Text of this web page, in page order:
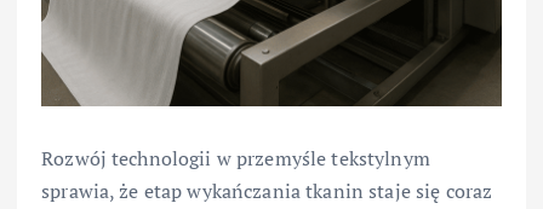
Rozwój technologii w przemyśle tekstylnym
sprawia, że etap wykańczania tkanin staje się coraz